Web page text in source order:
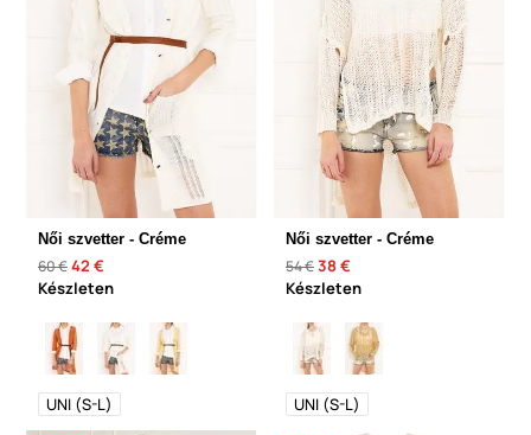
Női szvetter - Créme
60 €42 €
Készleten
UNI (S-L)
Női szvetter - Créme
54 €38 €
Készleten
UNI (S-L)